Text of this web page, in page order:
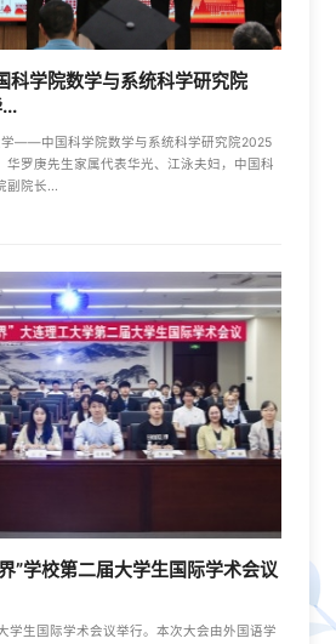
学院数学与系统科学研究院
学——中国科学院数学与系统科学研究院2025
华罗庚先生家属代表华光、江泳夫妇，中国科
副院长...
”学校第二届大学生国际学术会议
学生国际学术会议举行。本次大会由外国语学